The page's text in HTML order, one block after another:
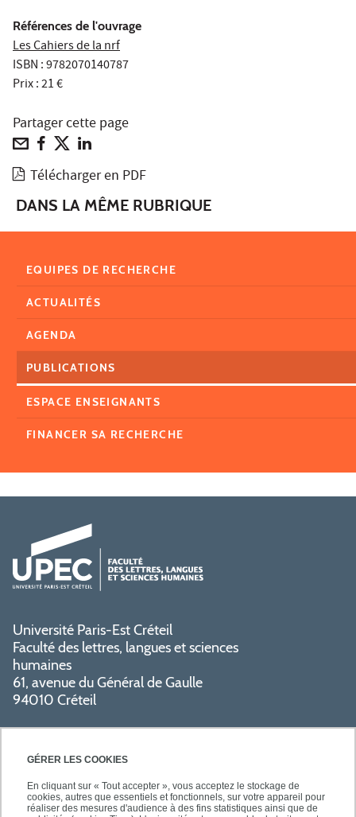
GÉRER LES COOKIES
En cliquant sur « Tout accepter », vous acceptez le stockage de
cookies, autres que essentiels et fonctionnels, sur votre appareil pour
réaliser des mesures d'audience à des fins statistiques ainsi que de
Références de l'ouvrage
Les Cahiers de la nrf
ISBN : 9782070140787
Prix : 21 €
Partager cette page
Télécharger en PDF
DANS LA MÊME RUBRIQUE
EQUIPES DE RECHERCHE
ACTUALITÉS
AGENDA
PUBLICATIONS
ESPACE ENSEIGNANTS
FINANCER SA RECHERCHE
Université Paris-Est Créteil
Faculté des lettres, langues et sciences
humaines
61, avenue du Général de Gaulle
94010 Créteil